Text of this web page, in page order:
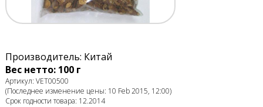
Производитель: Китай
Вес нетто: 100 г
Артикул: VET00500
(Последнее изменение цены: 10 Feb 2015, 12:00)
Срок годности товара: 12.2014